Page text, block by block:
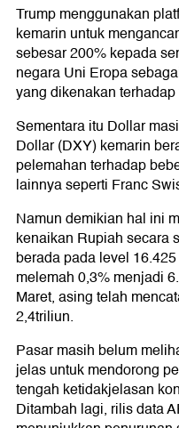
Trump menggunakan
kemarin untuk
sebesar 200% kepada
negara Uni Eropa
yang dikenakan
Sementara itu Dollar
Dollar (DXY) kemarin
pelemahan terhadap
lainnya seperti Franc
Namun demikian hal ini
kenaikan Rupiah secara
berada pada level
melemah 0,3% menjadi
Maret, asing telah
2,4triliun.
Pasar masih belum
jelas untuk mendorong
tengah ketidakjelasan
Ditambah lagi, rilis data